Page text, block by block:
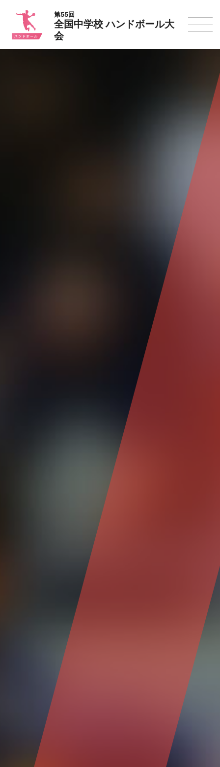
第55回
全国中学校 ハンドボール大
会